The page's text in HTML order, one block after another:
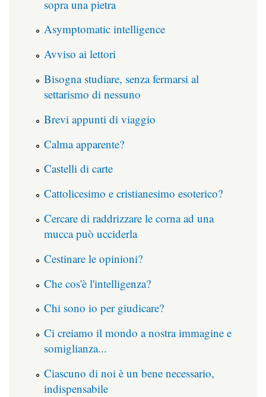
sopra una pietra
Asymptomatic intelligence
Avviso ai lettori
Bisogna studiare, senza fermarsi al
settarismo di nessuno
Brevi appunti di viaggio
Calma apparente?
Castelli di carte
Cattolicesimo e cristianesimo esoterico?
Cercare di raddrizzare le corna ad una
mucca può ucciderla
Cestinare le opinioni?
Che cos'è l'intelligenza?
Chi sono io per giudicare?
Ci creiamo il mondo a nostra immagine e
somiglianza...
Ciascuno di noi è un bene necessario,
indispensabile